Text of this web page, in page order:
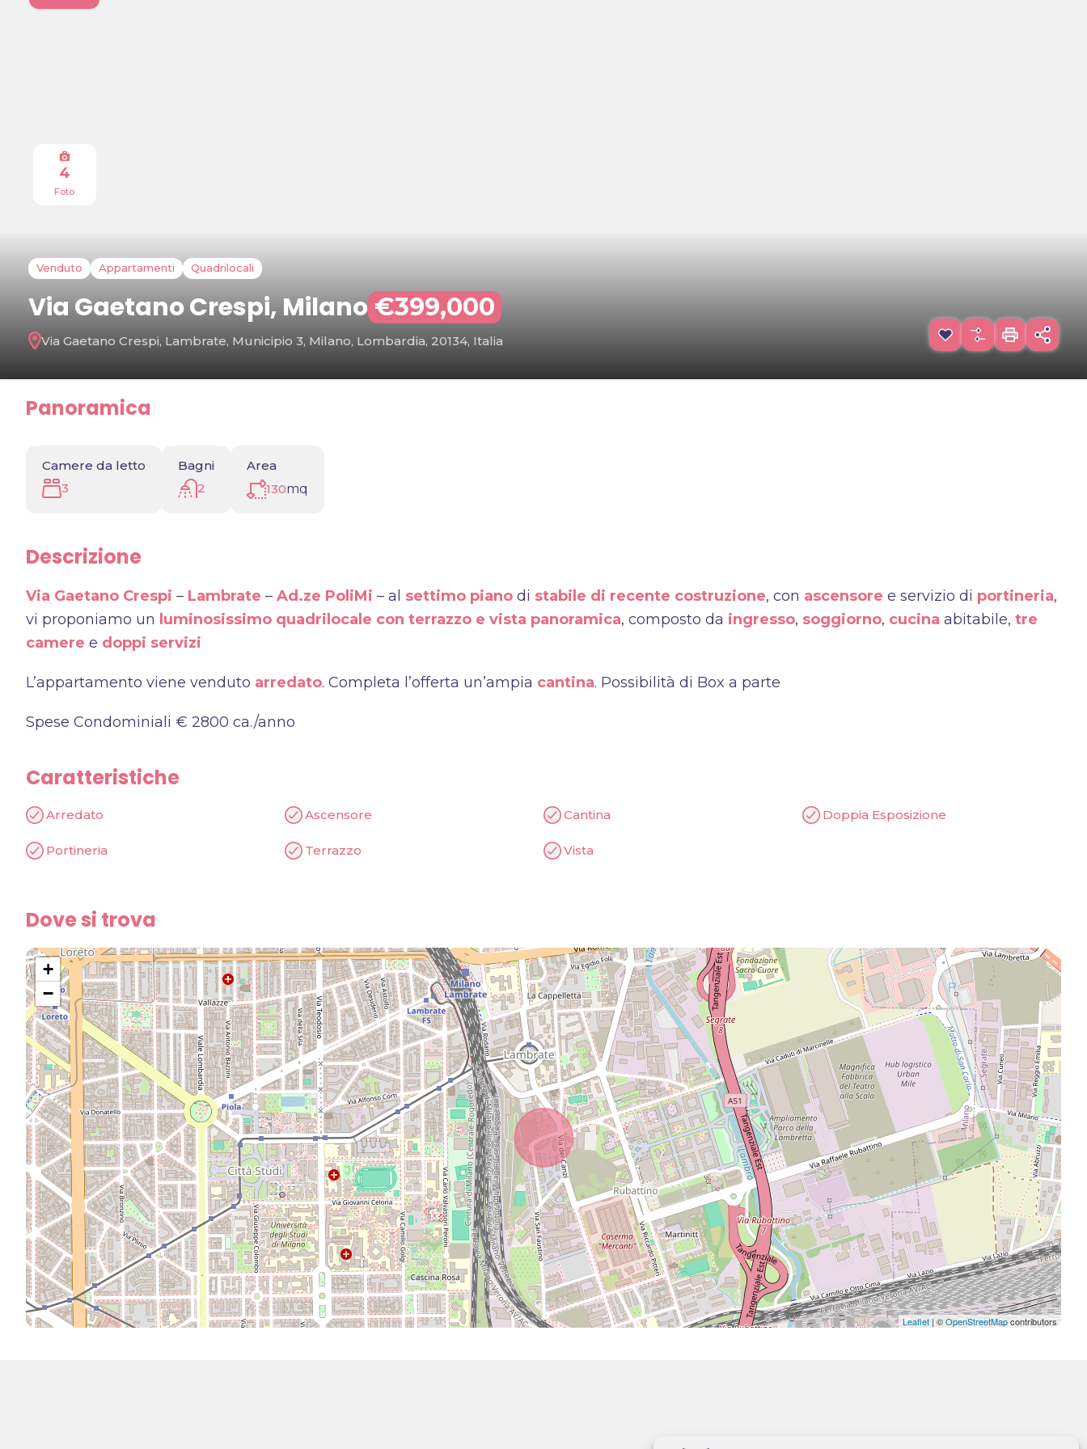
Venduto Appartamenti Quadrilocali
Via Gaetano Crespi, Milano €399,000
Via Gaetano Crespi, Lambrate, Municipio 3, Milano, Lombardia, 20134, Italia
4
Foto
Panoramica
Camere da letto
3
Bagni
2
Area
130mq
Descrizione
Via Gaetano Crespi – Lambrate – Ad.ze PoliMi – al settimo piano di stabile di recente costruzione, con ascensore e servizio di portineria,
vi proponiamo un luminosissimo quadrilocale con terrazzo e vista panoramica, composto da ingresso, soggiorno, cucina abitabile, tre
camere e doppi servizi
L’appartamento viene venduto arredato. Completa l’offerta un’ampia cantina. Possibilità di Box a parte
Spese Condominiali € 2800 ca./anno
Caratteristiche
Arredato Ascensore Cantina Doppia Esposizione
Portineria Terrazzo Vista
Dove si trova
+
−
Leaflet | ©OpenStreetMapcontributors